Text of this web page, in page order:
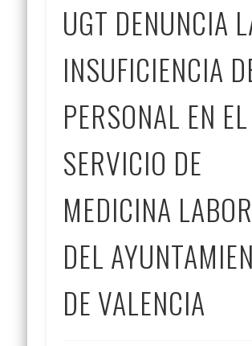
UGT DENUNCIA
INSUFICIENCIA
PERSONAL EN EL
SERVICIO DE
MEDICINA
DEL
DE VALENCIA